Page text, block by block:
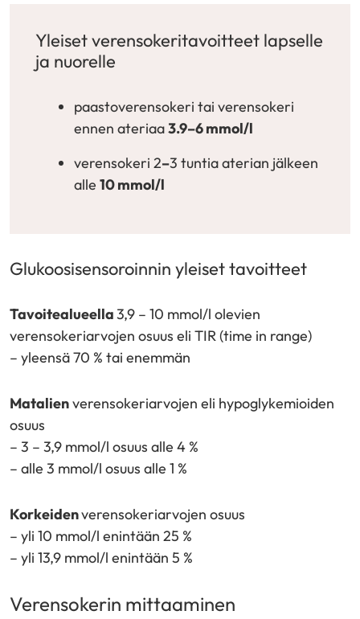
Yleiset verensokeritavoitteet lapselle
ja nuorelle
paastoverensokeri tai verensokeri
ennen ateriaa3.9–6 mmol/l
verensokeri 2–3 tuntia aterian jälkeen
alle 10 mmol/l
Glukoosisensoroinnin yleiset tavoitteet
Tavoitealueella3,9 – 10 mmol/l olevien
verensokeriarvojen osuus eli TIR (time in range)
– yleensä 70 % tai enemmän
Matalienverensokeriarvojen eli hypoglykemioiden
osuus
– 3 – 3,9 mmol/l osuus alle 4 %
– alle 3 mmol/l osuus alle 1 %
Korkeidenverensokeriarvojen osuus
– yli 10 mmol/l enintään 25 %
– yli 13,9 mmol/l enintään 5 %
Verensokerin mittaaminen